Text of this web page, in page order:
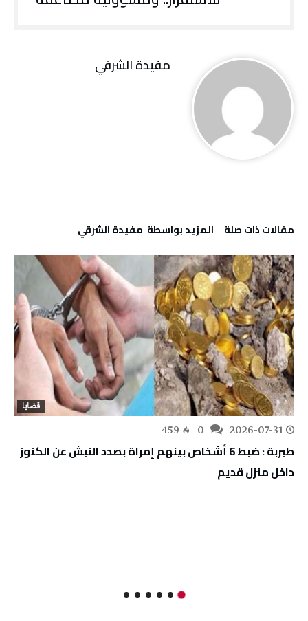
مفيدة الشرقي
‫مقالات ذات صلة‬ ‫‫المزيد بواسطة‬ ‬ مفيدة الشرقي
قضايا
2026-07-31
459
طبربة : ضبط 6 أشخاص بينهم إمراة بصدد النبش عن الكنوز
داخل منزل قديم